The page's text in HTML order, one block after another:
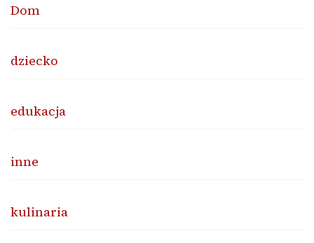
Dom
dziecko
edukacja
inne
kulinaria